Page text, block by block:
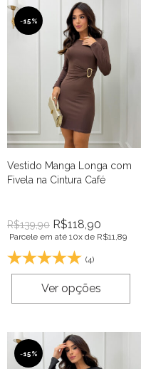
-15%
Vestido Manga Longa com
Fivela na Cintura Café
R$139,90 R$118,90
Parcele em até 10x de R$11,89
(4)
Ver opções
-15%